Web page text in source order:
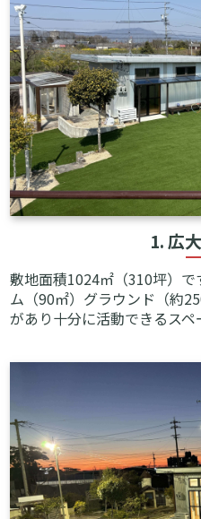
1. 広
敷地面積1024㎡（310坪）
ム（90㎡）グラウンド（約
があり十分に活動できるスペ